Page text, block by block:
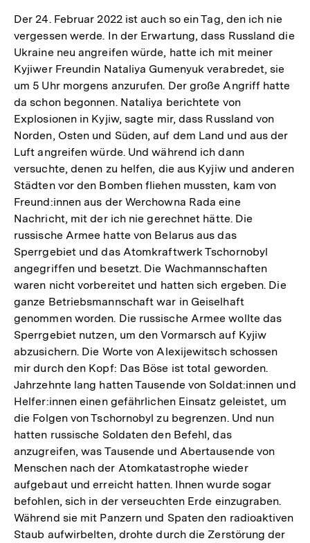
Der 24. Februar 2022 ist auch so ein Tag, den ich nie
vergessen werde. In der Erwartung, dass Russland die
Ukraine neu angreifen würde, hatte ich mit meiner
Kyjiwer Freundin Nataliya Gumenyuk verabredet, sie
um 5 Uhr morgens anzurufen. Der große Angriff hatte
da schon begonnen. Nataliya berichtete von
Explosionen in Kyjiw, sagte mir, dass Russland von
Norden, Osten und Süden, auf dem Land und aus der
Luft angreifen würde. Und während ich dann
versuchte, denen zu helfen, die aus Kyjiw und anderen
Städten vor den Bomben fliehen mussten, kam von
Freund:innen aus der Werchowna Rada eine
Nachricht, mit der ich nie gerechnet hätte. Die
russische Armee hatte von Belarus aus das
Sperrgebiet und das Atomkraftwerk Tschornobyl
angegriffen und besetzt. Die Wachmannschaften
waren nicht vorbereitet und hatten sich ergeben. Die
ganze Betriebsmannschaft war in Geiselhaft
genommen worden. Die russische Armee wollte das
Sperrgebiet nutzen, um den Vormarsch auf Kyjiw
abzusichern. Die Worte von Alexijewitsch schossen
mir durch den Kopf: Das Böse ist total geworden.
Jahrzehnte lang hatten Tausende von Soldat:innen und
Helfer:innen einen gefährlichen Einsatz geleistet, um
die Folgen von Tschornobyl zu begrenzen. Und nun
hatten russische Soldaten den Befehl, das
anzugreifen, was Tausende und Abertausende von
Menschen nach der Atomkatastrophe wieder
aufgebaut und erreicht hatten. Ihnen wurde sogar
befohlen, sich in der verseuchten Erde einzugraben.
Während sie mit Panzern und Spaten den radioaktiven
Staub aufwirbelten, drohte durch die Zerstörung der